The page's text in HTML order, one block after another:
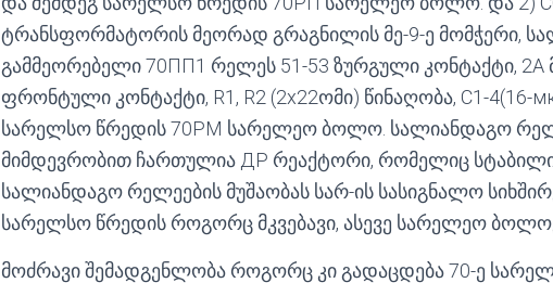
ტრანსფორმატორის მეორად გრაგნილის მე-9-ე მომჭერი,
გამმეორებელი 70ПП1 რელეს 51-53 ზურგული კონტაქტი, 2A
ფრონტული კონტაქტი, R1, R2 (2х22ომი) წინაღობა, C1-4(16-
სარელსო წრედის 70РМ სარელეო ბოლო. სალიანდაგო
მიმდევრობით ჩართულია ДР რეაქტორი, რომელიც
სალიანდაგო რელეების მუშაობას სარ-ის სასიგნალო
სარელსო წრედის როგორც მკვებავი, ასევე სარელეო
მოძრავი შემადგენლობა როგორც კი გადაცდება 70-ე